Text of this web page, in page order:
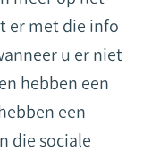
er met die info
u er niet
hebben een
een
die sociale